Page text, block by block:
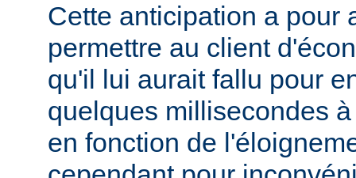
Cette anticipation a pour
permettre au client
qu'il lui aurait fallu pour
quelques millisecondes
en fonction de